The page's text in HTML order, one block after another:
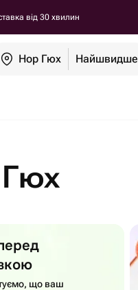
від 30 хвилин
Нор Гюх Найшвидше
Гюх
що ваш